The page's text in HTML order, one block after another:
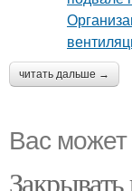
читать дальше →
Вас может